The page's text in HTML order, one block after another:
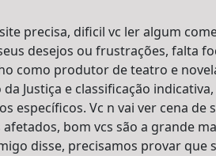
precisa, dificil vc ler algum
desejos ou frustrações, falta
como produtor de teatro e
Justiça e classificação
específicos. Vc n vai ver cena de
bom vcs são a grande
disse, precisamos provar que